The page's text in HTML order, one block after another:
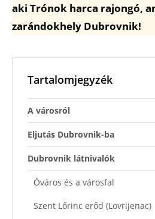
aki Trónok harca rajongó,
zarándokhely Dubrovnik!
Tartalomjegyzék
A városról
Eljutás Dubrovnik-ba
Dubrovnik látnivalók
Óváros és a városfal
Szent Lőrinc erőd (Lovrijenac)